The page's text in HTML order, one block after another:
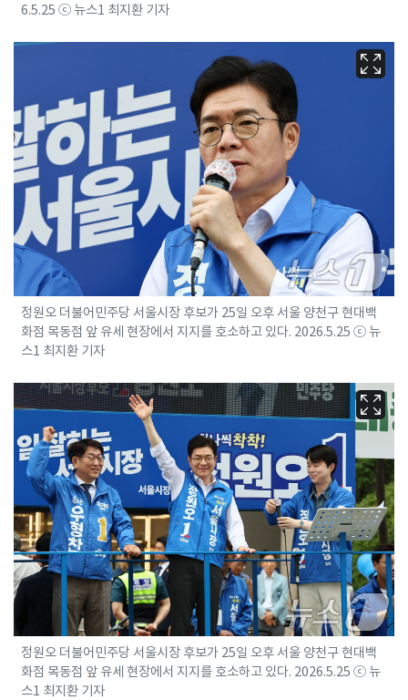
6.5.25 ⓒ 뉴스1 최지환 기자
정원오 더불어민주당 서울시장 후보가 25일 오후 서울 양천구 현대백
화점 목동점 앞 유세 현장에서 지지를 호소하고 있다. 2026.5.25 ⓒ 뉴
스1 최지환 기자
정원오 더불어민주당 서울시장 후보가 25일 오후 서울 양천구 현대백
화점 목동점 앞 유세 현장에서 지지를 호소하고 있다. 2026.5.25 ⓒ 뉴
스1 최지환 기자